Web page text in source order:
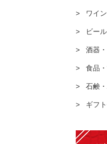
ワイン
ビール
酒器
食品
石鹸
ギフ